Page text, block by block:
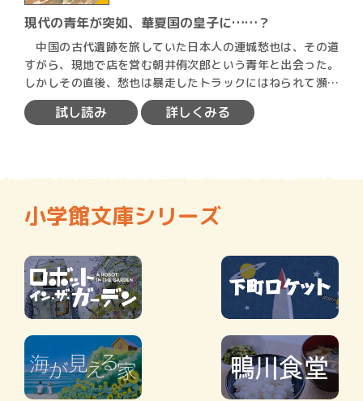
現代の青年が突如、華夏国の皇子に……？
中国の古代遺跡を旅していた日本人の連城愁也は、その道
すがら、現地で店を営む朝井侑次郎という青年と出会った。
しかしその直後、愁也は暴走したトラックにはねられて瀕死
の状態に…
試し読み 詳しくみる
小学館文庫シリーズ